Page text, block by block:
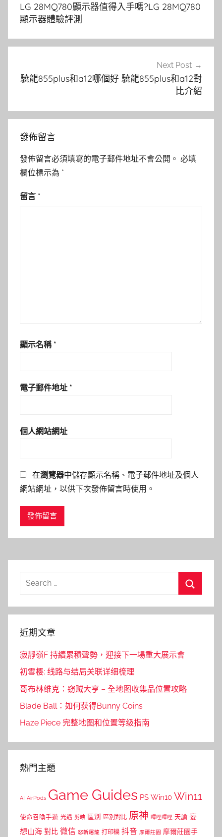
覽
LG 28MQ780顯示器值得入手嗎?LG 28MQ780
顯示器體驗評測
Next Post
驍龍855plus和a12哪個好 驍龍855plus和a12對
比介紹
發佈留言
發佈留言必須填寫的電子郵件地址不會公開。 必填
欄位標示為 *
留言 *
顯示名稱 *
電子郵件地址 *
個人網站網址
在瀏覽器中儲存顯示名稱、電子郵件地址及個人
網站網址，以供下次發佈留言時使用。
Search
近期文章
寂靜嶺F 持續累積聲勢，迎接下一場重大展示會
初雪樱: 线路与结局关联详细梳理
哥布林维克：窃贼大亨 – 全地图收集品位置攻略
Blade Ball：如何获得Bunny Coins
Haze Piece 完整地图和位置等级指南
熱門主題
AI AirPods Game Guides PS Win10 Win11
使命召喚手遊 光遇 剪映 區別 區別對比 原神 嗶哩嗶哩 天諭 妄
想山海 對比 微信 怒斬屠龍 打印機 抖音 摩爾莊園 摩爾莊園手